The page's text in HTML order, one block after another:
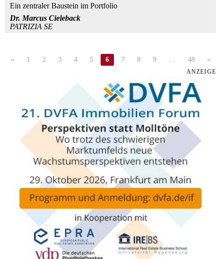
Ein zentraler Baustein im Portfolio
Dr. Marcus Cieleback
PATRIZIA SE
« 1 2 3 4 5 6 7 8 9 … 48 »
ANZEIGE